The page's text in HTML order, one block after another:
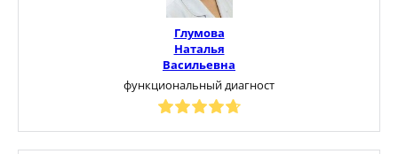
Глумова
Наталья
Васильевна
функциональный диагност